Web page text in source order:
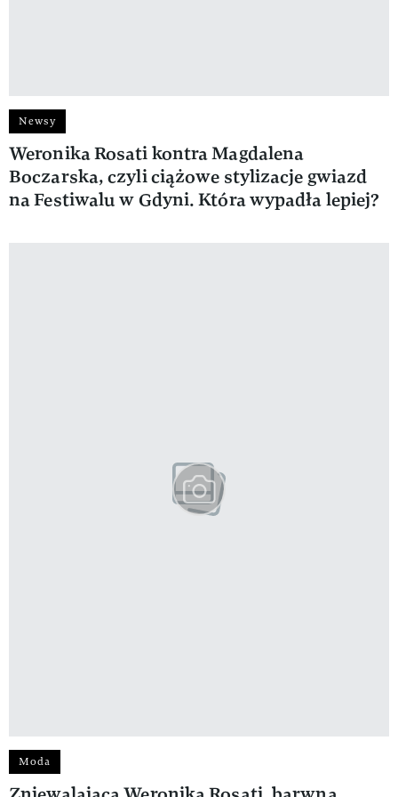
Newsy
Weronika Rosati kontra Magdalena
Boczarska, czyli ciążowe stylizacje gwiazd
na Festiwalu w Gdyni. Która wypadła lepiej?
Moda